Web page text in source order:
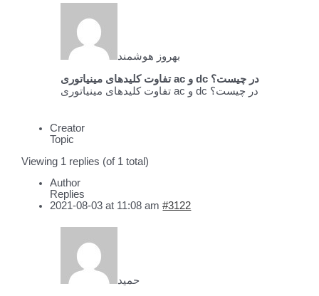
بهروز هوشمند
تفاوت کلیدهای مینیاتوری ac و dc در چیست؟
تفاوت کلیدهای مینیاتوری ac و dc در چیست؟
Creator
Topic
Viewing 1 replies (of 1 total)
Author
Replies
2021-08-03 at 11:08 am #3122
حمید